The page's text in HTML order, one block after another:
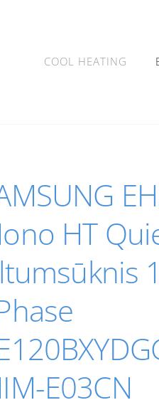
COOL HEATING
HT
E03CN